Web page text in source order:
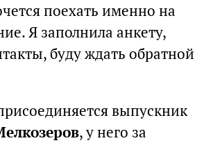
поехать именно на
Я заполнила анкету,
буду ждать обратной
выпускник
, у него за